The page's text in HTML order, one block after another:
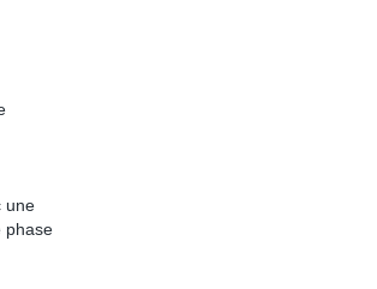
une
phase